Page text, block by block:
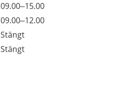
09.00–15.00
09.00–12.00
Stängt
Stängt